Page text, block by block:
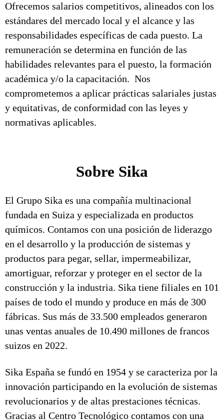
Ofrecemos salarios competitivos, alineados con los
estándares del mercado local y el alcance y las
responsabilidades específicas de cada puesto. La
remuneración se determina en función de las
habilidades relevantes para el puesto, la formación
académica y/o la capacitación. Nos
comprometemos a aplicar prácticas salariales justas
y equitativas, de conformidad con las leyes y
normativas aplicables.
Sobre Sika
El Grupo Sika es una compañía multinacional
fundada en Suiza y especializada en productos
químicos. Contamos con una posición de liderazgo
en el desarrollo y la producción de sistemas y
productos para pegar, sellar, impermeabilizar,
amortiguar, reforzar y proteger en el sector de la
construcción y la industria. Sika tiene filiales en 101
países de todo el mundo y produce en más de 300
fábricas. Sus más de 33.500 empleados generaron
unas ventas anuales de 10.490 millones de francos
suizos en 2022.
Sika España se fundó en 1954 y se caracteriza por la
innovación participando en la evolución de sistemas
revolucionarios y de altas prestaciones técnicas.
Gracias al Centro Tecnológico contamos con una